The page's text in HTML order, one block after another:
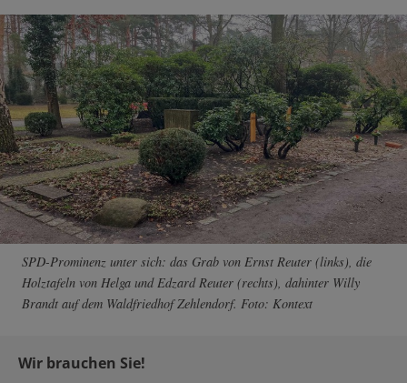
SPD-Prominenz unter sich: das Grab von Ernst Reuter (links), die
Holztafeln von Helga und Edzard Reuter (rechts), dahinter Willy
Brandt auf dem Waldfriedhof Zehlendorf. Foto: Kontext
Wir brauchen Sie!